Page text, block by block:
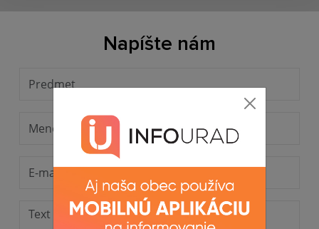
Napíšte nám